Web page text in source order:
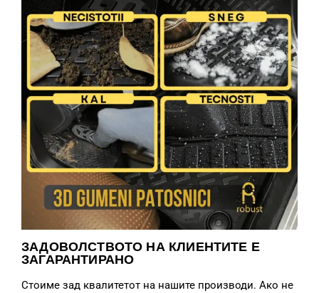
ЗАДОВОЛСТВОТО НА КЛИЕНТИТЕ Е
ЗАГАРАНТИРАНО
Стоиме зад квалитетот на нашите производи. Ако не